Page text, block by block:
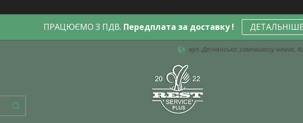
ПРАЦЮЄМО З ПДВ. Передплата за доставку ! ДЕТАЛЬНІШЕ
вул. Деснянська ,самовивозу немає,